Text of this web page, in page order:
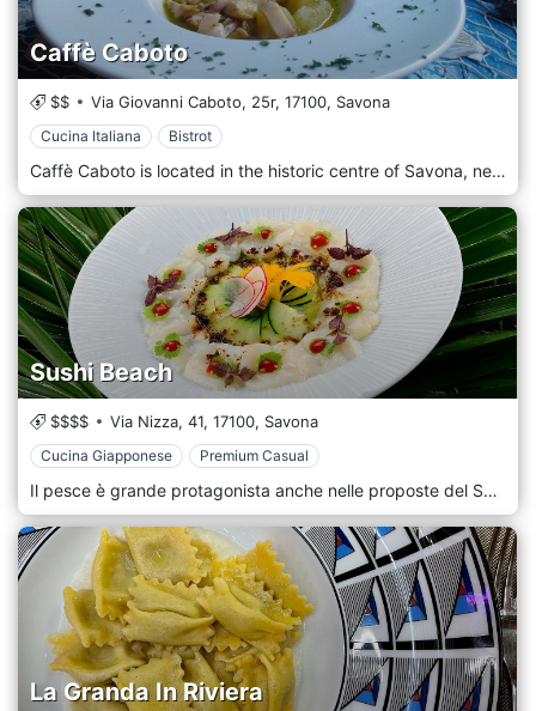
Caffè Caboto
$$ Via Giovanni Caboto, 25r, 17100, Savona
Cucina Italiana Bistrot
Caffè Caboto is located in the historic centre of Savona, near the Duomo and a stone's throw from the port. Genoese minestrone is always present in daily menus, ranging from mushroom and blueberry risotto to trenette with anchovies. The same goes for the second courses, starting from the Ligurian rabbit to the stockfish buridda and the cardoon flan with taleggio cream.
Sushi Beach
$$$$ Via Nizza, 41, 17100, Savona
Cucina Giapponese Premium Casual
Il pesce è grande protagonista anche nelle proposte del Sushi Beach che unisce alla millenaria tradizione giapponese del sushi la varietà e la freschezza del pescato ligure. A rendere unico il Sushi Beach sono anche l'ambiente e l’atmosfera creata dalla terrazza a bordo piscina e con vista panoramica sul mare, per vivere appieno un’esperienza pieds dans l’eau. In cucina, cuochi giapponesi danno vita un menu ricco e di assoluta tendenza, nel quale trovare tutte le icone della tavola nipponica - sushi, sashimi, nigiri, temaki, gunkan, hosomaki - realizzate con materie prime locali, come i gamberi viola di Sanremo, ma anche variazioni vegetali sul tema (come il temaki vegetariano e vegano), e piatti dello chef come panko maguro, pancia di maiale brasata e tataki di tonno in salsa di cipolla di Tropea.
La Granda In Riviera